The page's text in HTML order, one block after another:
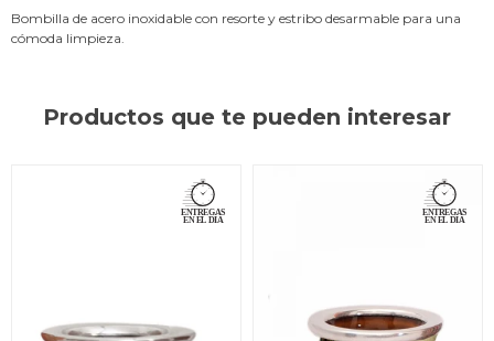
Bombilla de acero inoxidable con resorte y estribo desarmable para una
cómoda limpieza.
Productos que te pueden interesar